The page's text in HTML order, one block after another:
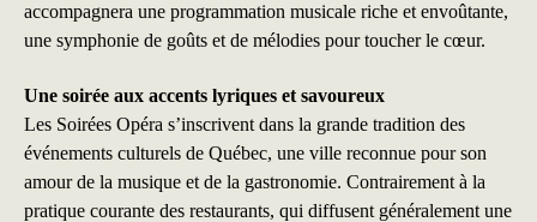
accompagnera une programmation musicale riche et envoûtante,
une symphonie de goûts et de mélodies pour toucher le cœur.
Une soirée aux accents lyriques et savoureux
Les Soirées Opéra s’inscrivent dans la grande tradition des
événements culturels de Québec, une ville reconnue pour son
amour de la musique et de la gastronomie. Contrairement à la
pratique courante des restaurants, qui diffusent généralement une